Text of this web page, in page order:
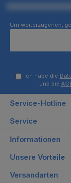
Um weiterzugehen,
Ich habe die
und die
Service-Hotline
Service
Informationen
Unsere Vorteile
Versandarten